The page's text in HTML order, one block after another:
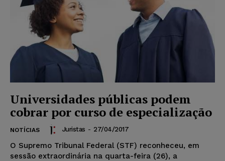
Universidades públicas podem
cobrar por curso de especialização
NOTÍCIAS Juristas - 27/04/2017
O Supremo Tribunal Federal (STF) reconheceu, em
sessão extraordinária na quarta-feira (26), a